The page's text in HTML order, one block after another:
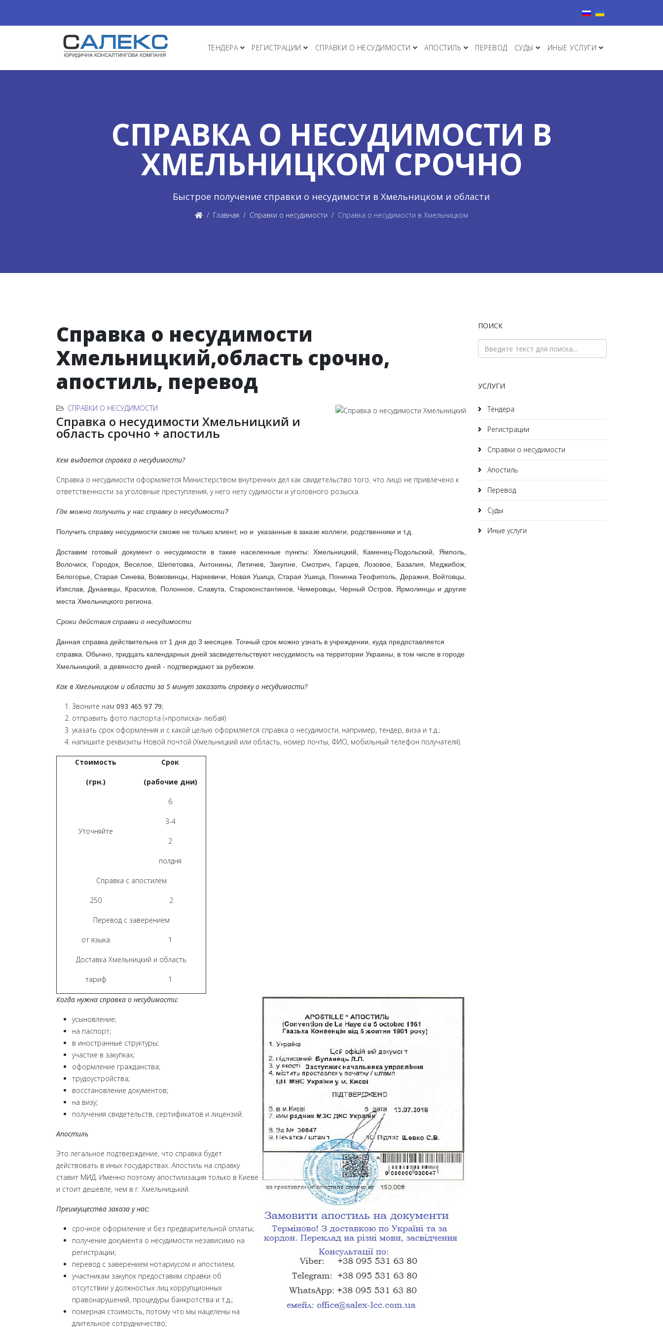
Выберите язык
ТЕНДЕРА РЕГИСТРАЦИИ СПРАВКИ О НЕСУДИМОСТИ АПОСТИЛЬ ПЕРЕВОД СУДЫ ИНЫЕ УСЛУГИ
СПРАВКА О НЕСУДИМОСТИ В
ХМЕЛЬНИЦКОМ СРОЧНО
Быстрое получение справки о несудимости в Хмельницком и области
Главная Справки о несудимости Справка о несудимости в Хмельницком
Справка о несудимости
Хмельницкий,область срочно,
апостиль, перевод
СПРАВКИ О НЕСУДИМОСТИ
Справка о несудимости Хмельницкий и
область срочно + апостиль
Кем выдается справка о несудимости?
Справка о несудимости оформляется Министерством внутренних дел как свидетельство того, что лицо не привлечено к
ответственности за уголовные преступления, у него нету судимости и уголовного розыска.
Где можно получить у нас справку о несудимости?
Получить справку несудимости сможе не только клиент, но и указанные в заказе коллеги, родственники и т.д.
Доставим готовый документ о несудимости в такие населенные пункты: Хмельницкий, Каменец-Подольский, Ямполь,
Волочиск, Городок, Веселое, Шепетовка, Антонины, Летичев, Закупне, Смотрич, Гарцев, Лозовое, Базалия, Меджибож,
Белогорье, Старая Синева, Вовковинцы, Наркевичи, Новая Ушица, Старая Ушица, Понинка Теофиполь, Деражня, Войтовцы,
Изяслав, Дунаевцы, Красилов, Полонное, Славута, Староконстантинов, Чемеровцы, Черный Остров, Ярмолинцы и другие
места Хмельницкого региона.
Сроки действия справки о несудимости
Данная справка действительна от 1 дня до 3 месяцев. Точный срок можно узнать в учреждении, куда предоставляется
справка. Обычно, тридцать календарных дней засвидетельствуют несудимость на территории Украины, в том числе в городе
Хмельницкий, а девяносто дней - подтверждают за рубежом.
Как в Хмельницком и области за 5 минут заказать справку о несудимости?
Звоните нам 093 465 97 79;
отправить фото паспорта («прописка» любая)
указать срок оформления и с какой целью оформляется справка о несудимости, например, тендер, виза и т.д.;
напишите реквизиты Новой почтой (Хмельницкий или область, номер почты, ФИО, мобильный телефон получателя).
Стоимость
(грн.)
Срок
(рабочие дни)
Уточняйте
6
3-4
2
полдня
Справка с апостилем
250 2
Перевод с заверением
от языка 1
Доставка Хмельницкий и область
тариф 1
Когда нужна справка о несудимости:
усыновление;
на паспорт;
в иностранные структуры;
участие в закупках;
оформление гражданства;
трудоустройства;
восстановление документов;
на визу;
получения свидетельств, сертификатов и лицензий.
Апостиль
Это легальное подтверждение, что справка будет
действовать в иных государствах. Апостиль на справку
ставит МИД. Именно поэтому апостилизация только в Киеве
и стоит дешевле, чем в г. Хмельницький.
Преимущества заказа у нас:
срочное оформление и без предварительной оплаты;
получение документа о несудимости независимо на
регистрации;
перевод с заверением нотариусом и апостилем;
участникам закупок предоставим справки об
отсутствии у должностых лиц коррупционных
правонарушений, процедуры банкротства и т.д.;
померная стоимость, потому что мы нацелены на
длительное сотрудничество;
ПОИСК
УСЛУГИ
Тендера
Регистрации
Справки о несудимости
Апостиль
Перевод
Суды
Иные услуги